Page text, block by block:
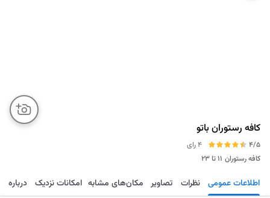
کافه رستوران باتو
4/5
4 رای
کافه رستوران ۱۱ تا ۲۳
مسیریابی ذخیره ارسال تماس اطلاعات عمومی نظرات تصاویر مکان‌های مشابه امکانات نزدیک درباره